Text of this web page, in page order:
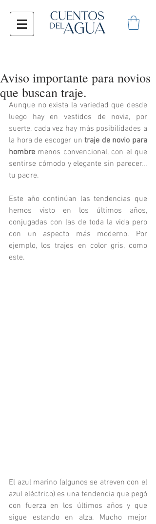
Aviso importante para novios
que buscan traje.
Aunque no exista la variedad que desde
luego hay en vestidos de novia, por
suerte, cada vez hay más posibilidades a
la hora de escoger un traje de novio para
hombre menos convencional, con el que
sentirse cómodo y elegante sin parecer...
tu padre.
Este año continúan las tendencias que
hemos visto en los últimos años,
conjugadas con las de toda la vida pero
con un aspecto más moderno. Por
ejemplo, los trajes en color gris, como
este.
El azul marino (algunos se atreven con el
azul eléctrico) es una tendencia que pegó
con fuerza en los últimos años y que
sigue estando en alza. Mucho mejor